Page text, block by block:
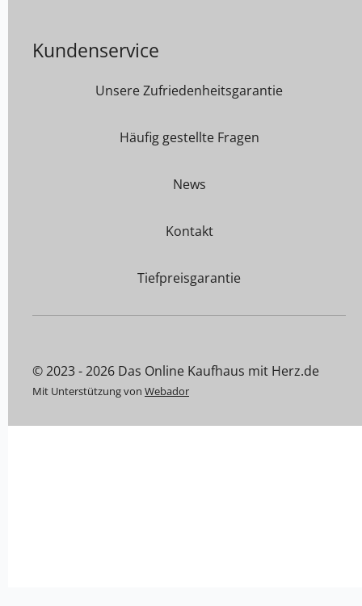
Kundenservice
Unsere Zufriedenheitsgarantie
Häufig gestellte Fragen
News
Kontakt
Tiefpreisgarantie
© 2023 - 2026 Das Online Kaufhaus mit Herz.de
Mit Unterstützung von Webador